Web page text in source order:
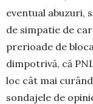
eventual abuzuri,
de simpatie de
prerioade de
dimpotrivă, că
loc cât mai
sondajele de